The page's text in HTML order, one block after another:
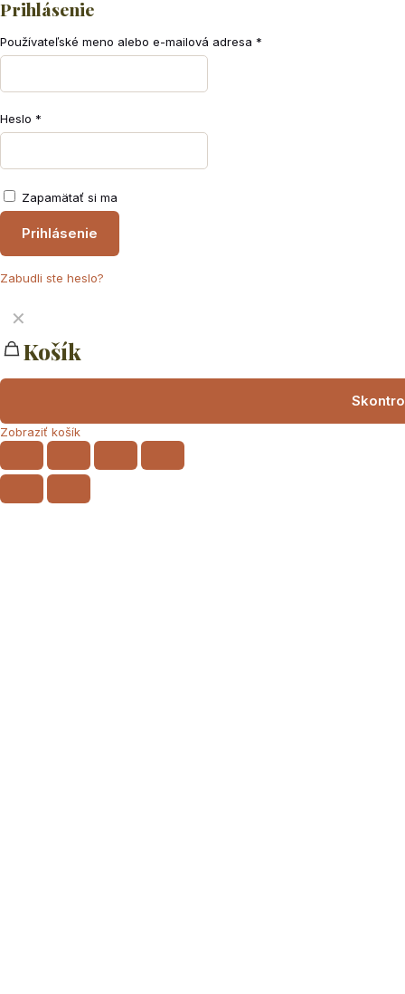
Prihlásenie
Používateľské meno alebo e-mailová adresa *
Heslo *
Zapamätať si ma
Prihlásenie
Zabudli ste heslo?
✕
Košík
Zobraziť košík